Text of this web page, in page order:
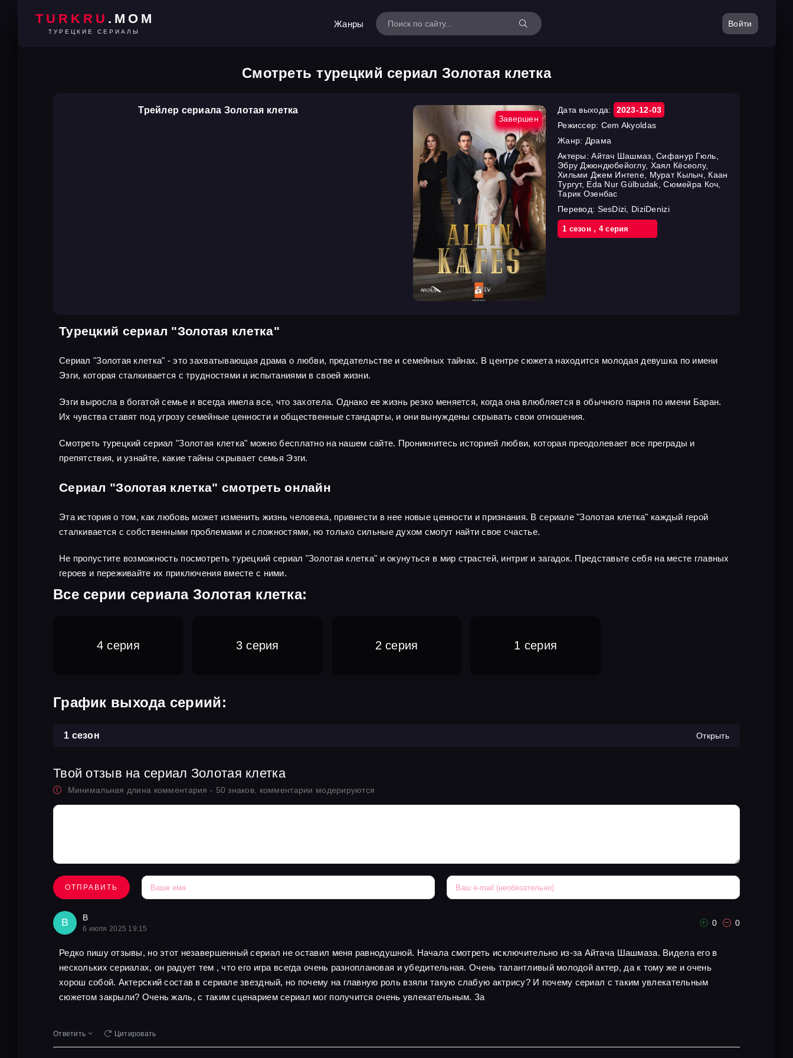
TURKRU .MOM
ТУРЕЦКИЕ СЕРИАЛЫ
Жанры Войти
Смотреть турецкий сериал Золотая клетка
Трейлер сериала Золотая клетка
Завершен
Дата выхода:
2023-12-03
Режиссер: Cem Akyoldas
Жанр: Драма
Актеры:Айтач Шашмаз, Сифанур Гюль,
Эбру Джюндюбейоглу, Хаял Кёсеолу,
Хильми Джем Интепе, Мурат Кылыч, Каан
Тургут, Eda Nur Gülbudak, Сюмейра Коч,
Тарик Озенбас
Перевод: SesDizi, DiziDenizi
1 cезон, 4 cерия
Турецкий сериал "Золотая клетка"
Сериал "Золотая клетка" - это захватывающая драма о любви, предательстве и семейных тайнах. В центре сюжета находится молодая девушка по имени
Эзги, которая сталкивается с трудностями и испытаниями в своей жизни.
Эзги выросла в богатой семье и всегда имела все, что захотела. Однако ее жизнь резко меняется, когда она влюбляется в обычного парня по имени Баран.
Их чувства ставят под угрозу семейные ценности и общественные стандарты, и они вынуждены скрывать свои отношения.
Смотреть турецкий сериал "Золотая клетка" можно бесплатно на нашем сайте. Проникнитесь историей любви, которая преодолевает все преграды и
препятствия, и узнайте, какие тайны скрывает семья Эзги.
Сериал "Золотая клетка" смотреть онлайн
Эта история о том, как любовь может изменить жизнь человека, привнести в нее новые ценности и признания. В сериале "Золотая клетка" каждый герой
сталкивается с собственными проблемами и сложностями, но только сильные духом смогут найти свое счастье.
Не пропустите возможность посмотреть турецкий сериал "Золотая клетка" и окунуться в мир страстей, интриг и загадок. Представьте себя на месте главных
героев и переживайте их приключения вместе с ними.
Все серии сериала Золотая клетка:
4 серия 3 серия 2 серия 1 серия
График выхода сериий:
1 сезон Открыть
Твой отзыв на сериал Золотая клетка
Минимальная длина комментария - 50 знаков. комментарии модерируются
ОТПРАВИТЬ
В В
6 июля 2025 19:15
0 0
Редко пишу отзывы, но этот незавершенный сериал не оставил меня равнодушной. Начала смотреть исключительно из-за Айтача Шашмаза. Видела его в
нескольких сериалах, он радует тем , что его игра всегда очень разноплановая и убедительная. Очень талантливый молодой актер, да к тому же и очень
хорош собой. Актерский состав в сериале звездный, но почему на главную роль взяли такую слабую актрису? И почему сериал с таким увлекательным
сюжетом закрыли? Очень жаль, с таким сценарием сериал мог получится очень увлекательным. За
Ответить Цитировать